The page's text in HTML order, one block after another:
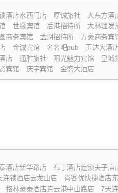
酒店水西门店 厚诚旅社
大东方酒
世缘宾馆 后港招待所
大林理发
商务宾馆 孟湖招待所
万豪商务宾
金诚宾馆 名名吧pub
玉达大酒
店 通胜旅社 阳光魅力宾馆
皇城
宾馆 庆宇宾馆 金盛大酒店
酒店新华路店
布丁酒店连锁夫子庙
连锁酒店云龙山店
尚客优快捷酒店
格林豪泰酒店连云港中山路店
7天